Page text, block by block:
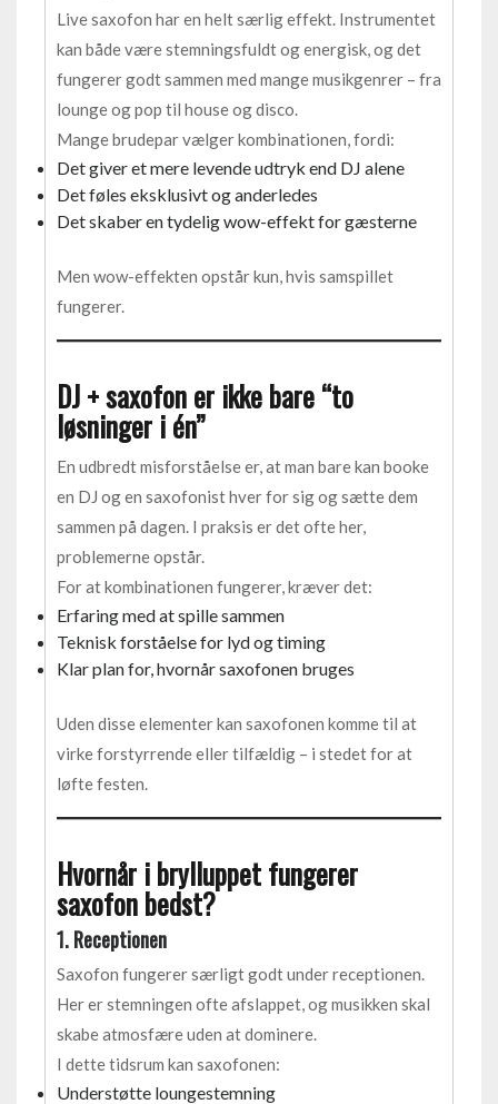
Live saxofon har en helt særlig effekt. Instrumentet
kan både være stemningsfuldt og energisk, og det
fungerer godt sammen med mange musikgenrer – fra
lounge og pop til house og disco.
Mange brudepar vælger kombinationen, fordi:
Det giver et mere levende udtryk end DJ alene
Det føles eksklusivt og anderledes
Det skaber en tydelig wow-effekt for gæsterne
Men wow-effekten opstår kun, hvis samspillet
fungerer.
DJ + saxofon er ikke bare “to
løsninger i én”
En udbredt misforståelse er, at man bare kan booke
en DJ og en saxofonist hver for sig og sætte dem
sammen på dagen. I praksis er det ofte her,
problemerne opstår.
For at kombinationen fungerer, kræver det:
Erfaring med at spille sammen
Teknisk forståelse for lyd og timing
Klar plan for, hvornår saxofonen bruges
Uden disse elementer kan saxofonen komme til at
virke forstyrrende eller tilfældig – i stedet for at
løfte festen.
Hvornår i brylluppet fungerer
saxofon bedst?
1. Receptionen
Saxofon fungerer særligt godt under receptionen.
Her er stemningen ofte afslappet, og musikken skal
skabe atmosfære uden at dominere.
I dette tidsrum kan saxofonen:
Understøtte loungestemning